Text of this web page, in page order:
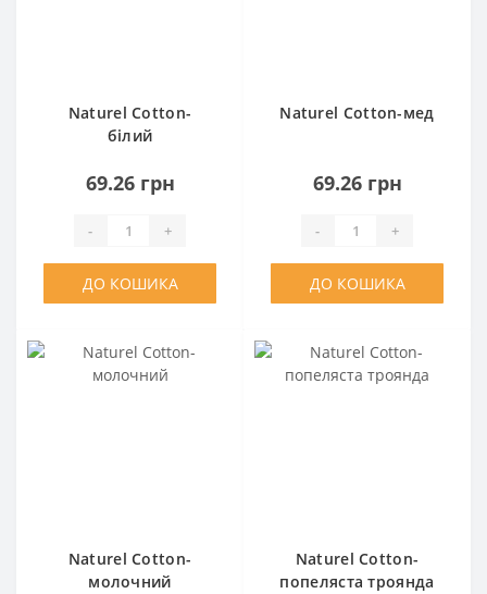
Naturel Cotton-
білий
69.26 грн
- +
ДО КОШИКА
Naturel Cotton-мед
69.26 грн
- +
ДО КОШИКА
Naturel Cotton-
молочний
Naturel Cotton-
попеляста троянда